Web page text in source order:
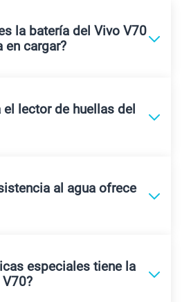
la batería del Vivo V70
en cargar?
lector de huellas del
al agua ofrece
especiales tiene la